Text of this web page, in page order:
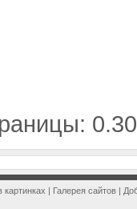
картинках | Галерея сайтов |